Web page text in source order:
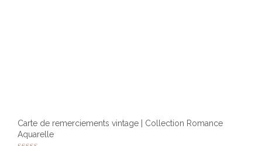
Carte de remerciements vintage | Collection Romance
Aquarelle